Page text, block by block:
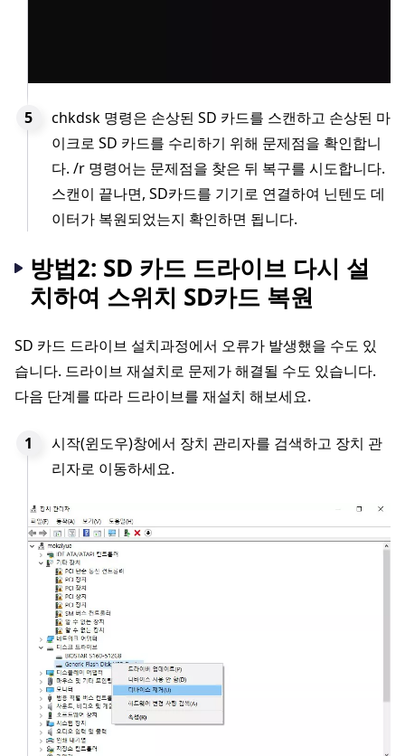
chkdsk 명령은 손상된 SD 카드를 스캔하고 손상된 마
이크로 SD 카드를 수리하기 위해 문제점을 확인합니
다. /r 명령어는 문제점을 찾은 뒤 복구를 시도합니다.
스캔이 끝나면, SD카드를 기기로 연결하여 닌텐도 데
이터가 복원되었는지 확인하면 됩니다.
방법2: SD 카드 드라이브 다시 설
치하여 스위치 SD카드 복원
SD 카드 드라이브 설치과정에서 오류가 발생했을 수도 있
습니다. 드라이브 재설치로 문제가 해결될 수도 있습니다.
다음 단계를 따라 드라이브를 재설치 해보세요.
시작(윈도우)창에서 장치 관리자를 검색하고 장치 관
리자로 이동하세요.